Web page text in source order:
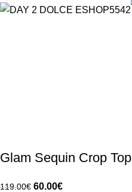
Glam Sequin Crop Top
119.00€ 60.00€